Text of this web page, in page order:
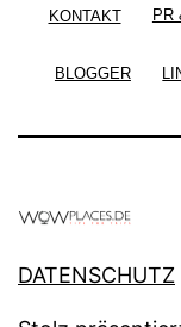
KONTAKT PR
BLOGGER
DATENSCHUTZ